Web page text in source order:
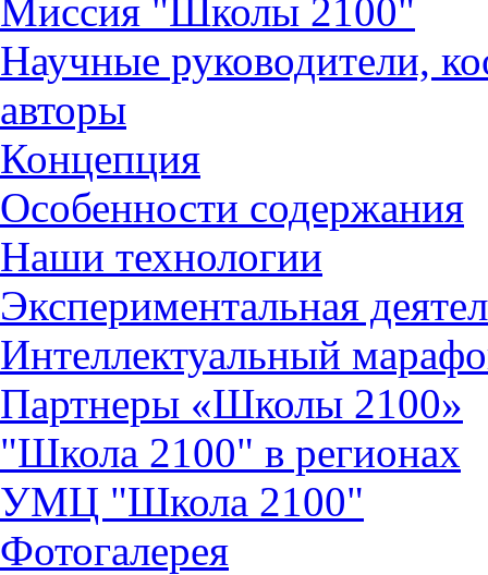
Миссия "Школы 2100"
Научные руководители,
авторы
Концепция
Особенности содержания
Наши технологии
Экспериментальная
Интеллектуальный
Партнеры «Школы 2100»
"Школа 2100" в регионах
УМЦ "Школа 2100"
Фотогалерея